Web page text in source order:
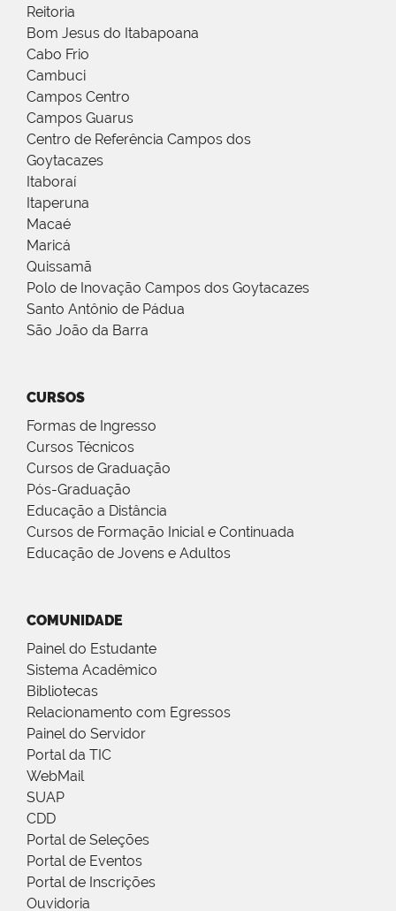
Reitoria
Bom Jesus do Itabapoana
Cabo Frio
Cambuci
Campos Centro
Campos Guarus
Centro de Referência Campos dos
Goytacazes
Itaboraí
Itaperuna
Macaé
Maricá
Quissamã
Polo de Inovação Campos dos Goytacazes
Santo Antônio de Pádua
São João da Barra
CURSOS
Formas de Ingresso
Cursos Técnicos
Cursos de Graduação
Pós-Graduação
Educação a Distância
Cursos de Formação Inicial e Continuada
Educação de Jovens e Adultos
COMUNIDADE
Painel do Estudante
Sistema Acadêmico
Bibliotecas
Relacionamento com Egressos
Painel do Servidor
Portal da TIC
WebMail
SUAP
CDD
Portal de Seleções
Portal de Eventos
Portal de Inscrições
Ouvidoria